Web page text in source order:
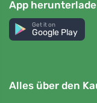
App
Get it on
Google Play
Alles über den